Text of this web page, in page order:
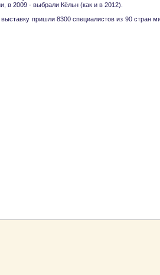
в 2009 - выбрали Кёльн (как и в 2012).
пришли 8300 специалистов из 90 стран